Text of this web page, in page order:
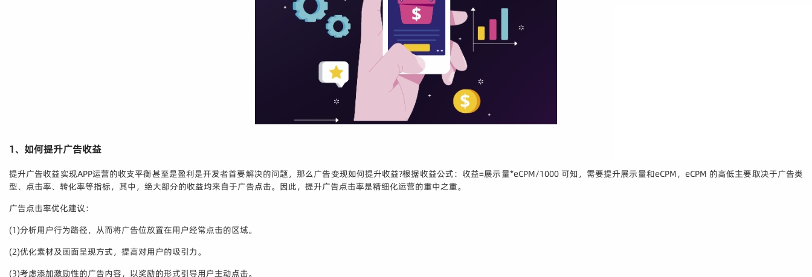
1、如何提升广告收益
提升广告收益实现APP运营的收支平衡甚至是盈利是开发者首要解决的问题，那么广告变现如何提升收益?根据收益公式：收益=展示量*eCPM/1000 可知，需要提升展示量和eCPM，eCPM 的高低主要取决于广告类
型、点击率、转化率等指标，其中，绝大部分的收益均来自于广告点击。因此，提升广告点击率是精细化运营的重中之重。
广告点击率优化建议：
(1)分析用户行为路径，从而将广告位放置在用户经常点击的区域。
(2)优化素材及画面呈现方式，提高对用户的吸引力。
(3)考虑添加激励性的广告内容，以奖励的形式引导用户主动点击。